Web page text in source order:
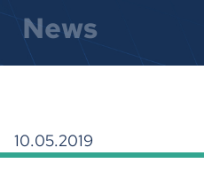
News
10.05.2019